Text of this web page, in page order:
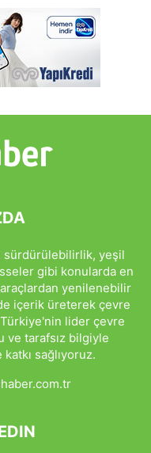
sürdürülebilirlik, yeşil
gibi konularda en
yenilenebilir
içerik üreterek çevre
lider çevre
ve tarafsız bilgiyle
sağlıyoruz.